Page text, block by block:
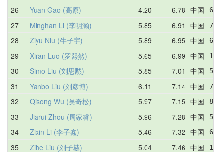
26 Yuan Gao (高原) 4.20 6.78 中国
27 Minghan Li (李明瀚) 5.85 6.91 中国
28 Ziyu Niu (牛子宇) 5.89 6.95 中国
29 Xiran Luo (罗熙然) 5.65 6.99 中国
30 Simo Liu (刘思黙) 5.85 7.01 中国
31 Yanbo Liu (刘彦博) 6.11 7.14 中国
32 Qisong Wu (吴奇松) 5.97 7.15 中国
33 Jiarui Zhou (周家睿) 5.96 7.28 中国
34 Zixin Li (李子鑫) 5.46 7.32 中国
35 Zihe Liu (刘子赫) 5.04 7.46 中国